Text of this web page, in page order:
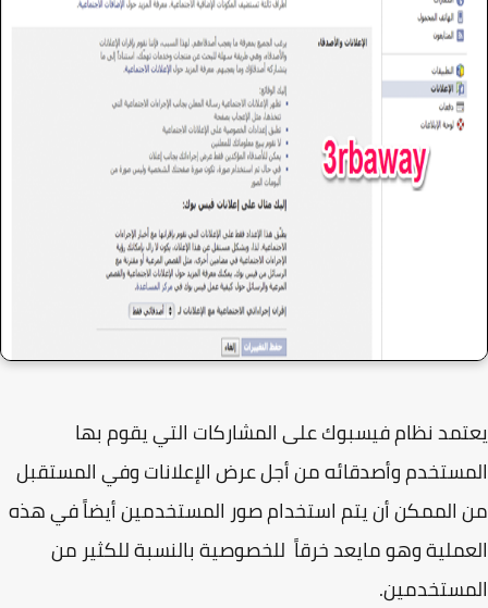
نظام فيسبوك على المشاركات التي يقوم بها
وأصدقائه من أجل عرض الإعلانات وفي المستقبل
أن يتم استخدام صور المستخدمين أيضاً في هذه
وهو مايعد خرقاً للخصوصية بالنسبة للكثير من